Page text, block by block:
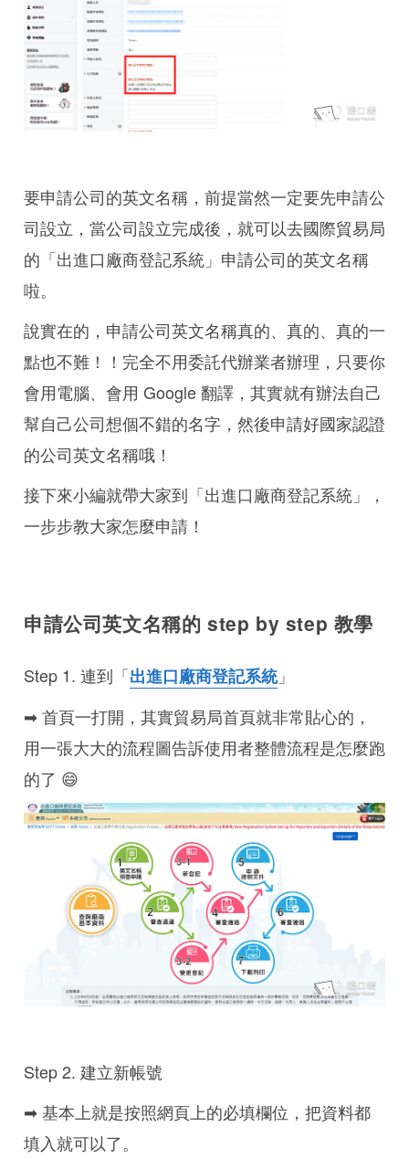
要申請公司的英文名稱，前提當然一定要先申請公
司設立，當公司設立完成後，就可以去國際貿易局
的「出進口廠商登記系統」申請公司的英文名稱
啦。
說實在的，申請公司英文名稱真的、真的、真的一
點也不難！！完全不用委託代辦業者辦理，只要你
會用電腦、會用 Google 翻譯，其實就有辦法自己
幫自己公司想個不錯的名字，然後申請好國家認證
的公司英文名稱哦！
接下來小編就帶大家到「出進口廠商登記系統」，
一步步教大家怎麼申請！
申請公司英文名稱的 step by step 教學
Step 1. 連到「出進口廠商登記系統」
➡ 首頁一打開，其實貿易局首頁就非常貼心的，
用一張大大的流程圖告訴使用者整體流程是怎麼跑
的了 😄
Step 2. 建立新帳號
➡ 基本上就是按照網頁上的必填欄位，把資料都
填入就可以了。